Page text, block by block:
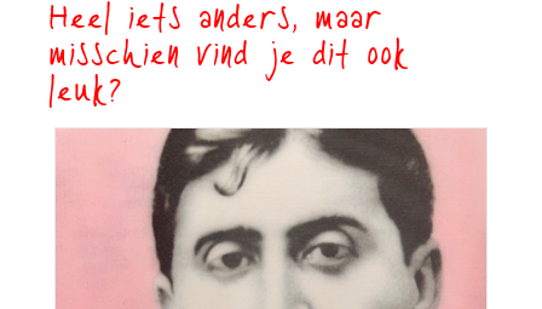
Heel iets anders, maar
misschien vind je dit ook
leuk?